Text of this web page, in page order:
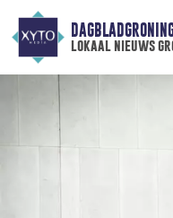
lokaal nieuws